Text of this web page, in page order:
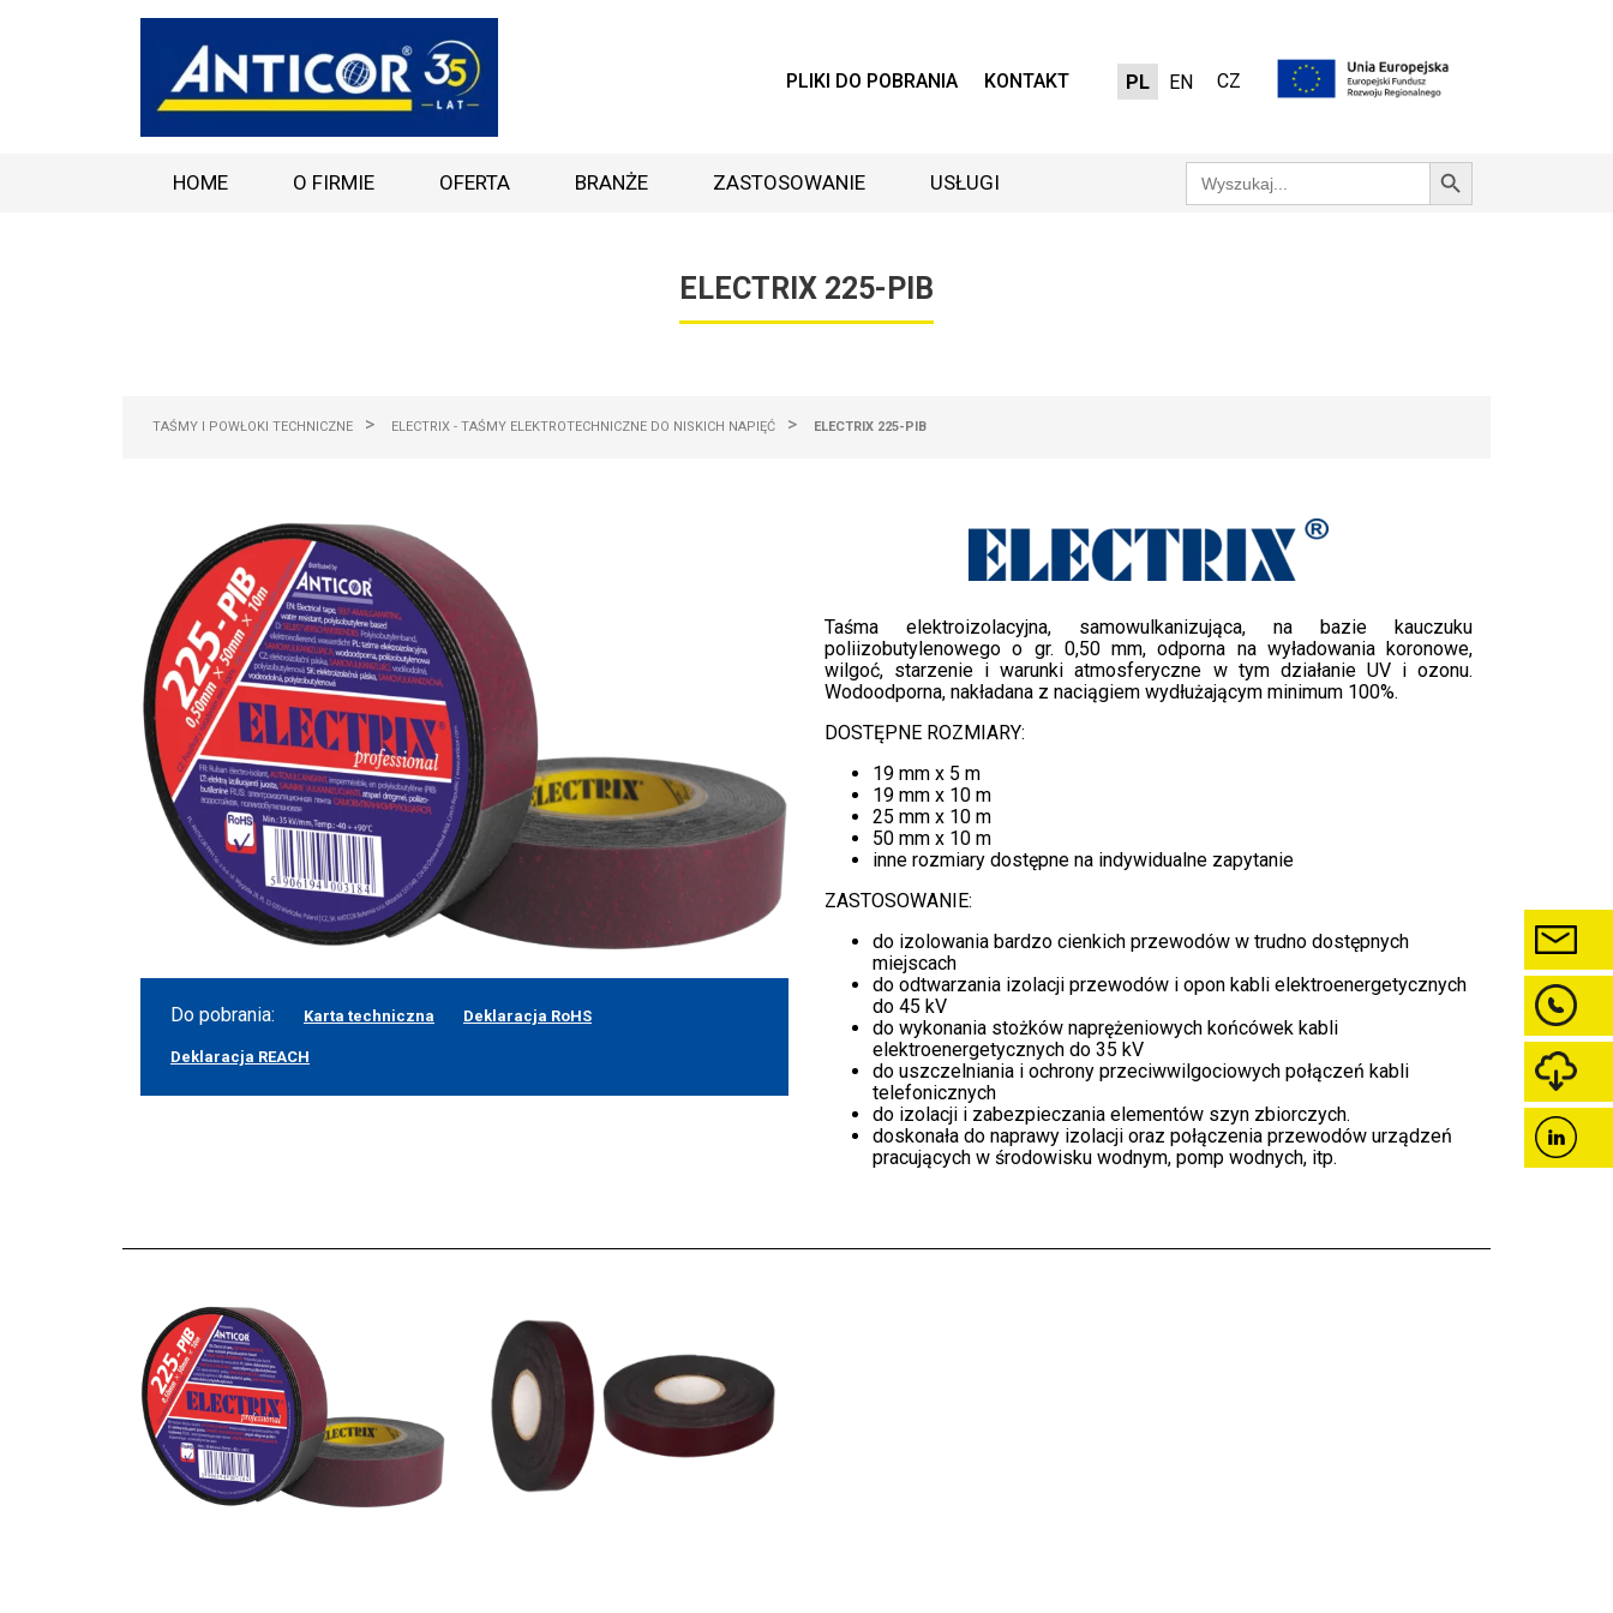
PLIKI DO POBRANIA KONTAKT PL EN CZ
HOME O FIRMIE OFERTA BRANŻE ZASTOSOWANIE USŁUGI
Search
for:
Search Button
ELECTRIX 225-PIB
TAŚMY I POWŁOKI TECHNICZNE > ELECTRIX - TAŚMY ELEKTROTECHNICZNE DO NISKICH NAPIĘĆ > ELECTRIX 225-PIB
Do pobrania: Karta techniczna Deklaracja RoHS
Deklaracja REACH
Taśma elektroizolacyjna, samowulkanizująca, na bazie kauczuku
poliizobutylenowego o gr. 0,50 mm, odporna na wyładowania koronowe,
wilgoć, starzenie i warunki atmosferyczne w tym działanie UV i ozonu.
Wodoodporna, nakładana z naciągiem wydłużającym minimum 100%.
DOSTĘPNE ROZMIARY:
19 mm x 5 m
19 mm x 10 m
25 mm x 10 m
50 mm x 10 m
inne rozmiary dostępne na indywidualne zapytanie
ZASTOSOWANIE:
do izolowania bardzo cienkich przewodów w trudno dostępnych
miejscach
do odtwarzania izolacji przewodów i opon kabli elektroenergetycznych
do 45 kV
do wykonania stożków naprężeniowych końcówek kabli
elektroenergetycznych do 35 kV
do uszczelniania i ochrony przeciwwilgociowych połączeń kabli
telefonicznych
do izolacji i zabezpieczania elementów szyn zbiorczych.
doskonała do naprawy izolacji oraz połączenia przewodów urządzeń
pracujących w środowisku wodnym, pomp wodnych, itp.